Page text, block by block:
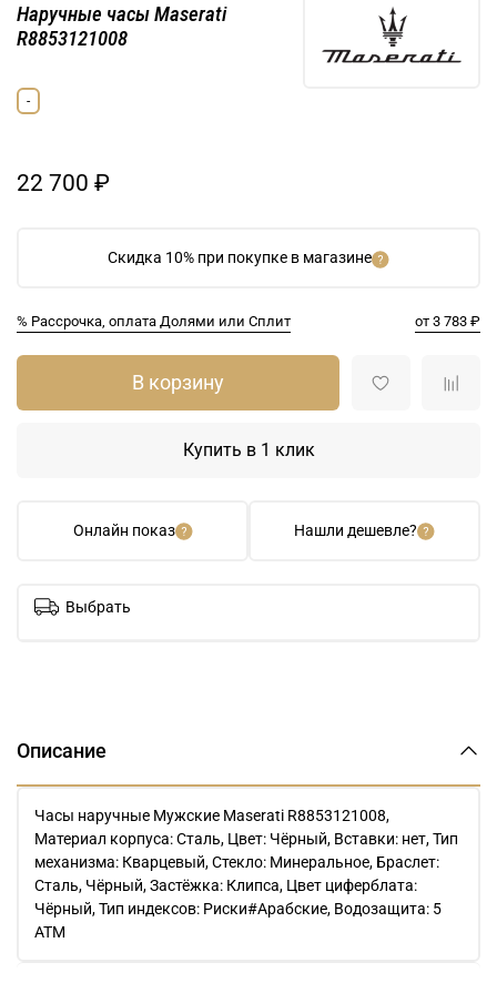
Скидка 10% при покупке в магазине
% Рассрочка, оплата Долями или Сплит от 3 783 ₽
Наручные часы Maserati
R8853121008
-
22 700 ₽
Онлайн показ Нашли дешевле?
В корзину
Купить в 1 клик
Выбрать
Описание
Часы наручные Мужские Maserati R8853121008,
Материал корпуса: Сталь, Цвет: Чёрный, Вставки: нет, Тип
механизма: Кварцевый, Стекло: Минеральное, Браслет:
Сталь, Чёрный, Застёжка: Клипса, Цвет циферблата:
Чёрный, Тип индексов: Риски#Арабские, Водозащита: 5
АТМ